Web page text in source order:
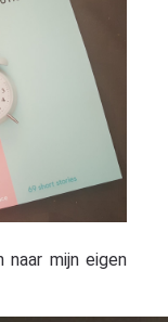
naar mijn eigen